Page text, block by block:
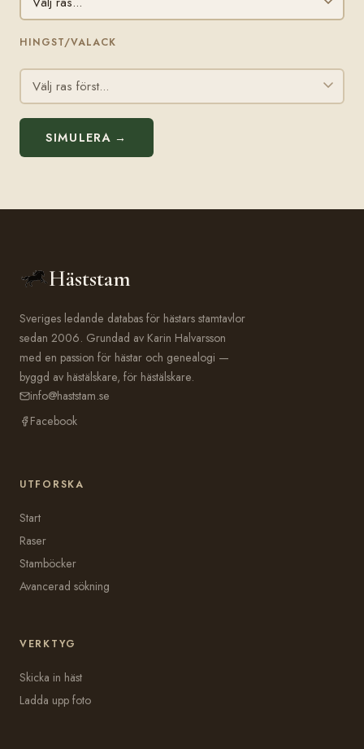
HINGST/VALACK
SIMULERA →
Häststam
Sveriges ledande databas för hästars stamtavlor
sedan 2006. Grundad av Karin Halvarsson
med en passion för hästar och genealogi —
byggd av hästälskare, för hästälskare.
info@haststam.se
Facebook
UTFORSKA
Start
Raser
Stamböcker
Avancerad sökning
VERKTYG
Skicka in häst
Ladda upp foto